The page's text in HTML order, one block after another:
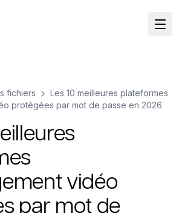
fichiers
Les 10 meilleures plateformes
protégées par mot de passe en 2026
vidéo
par mot de